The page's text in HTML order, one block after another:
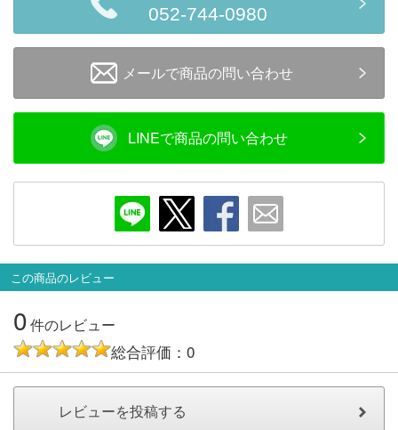
レビューについて
© 2026 Mid Japan, Inc.
052-744-0980
メールで商品の問い合わせ
LINEで商品の問い合わせ
この商品のレビュー
0件のレビュー
総合評価：0